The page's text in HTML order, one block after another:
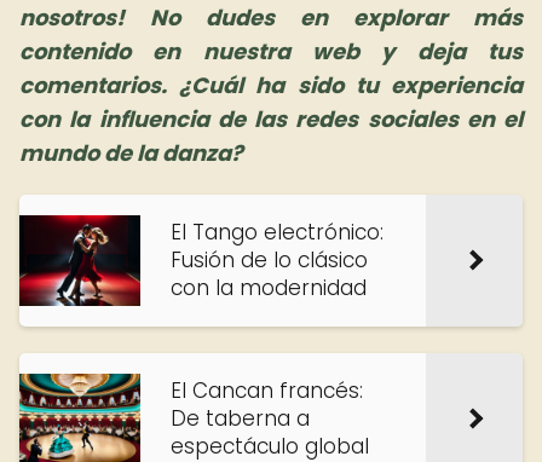
nosotros! No dudes en explorar más
contenido en nuestra web y deja tus
comentarios. ¿Cuál ha sido tu experiencia
con la influencia de las redes sociales en el
mundo de la danza?
El Tango electrónico:
Fusión de lo clásico
con la modernidad
El Cancan francés:
De taberna a
espectáculo global